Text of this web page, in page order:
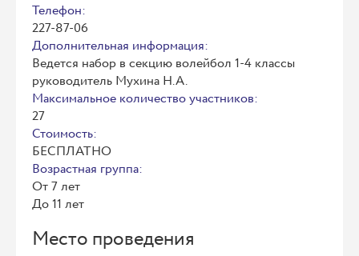
Телефон:
227-87-06
Дополнительная информация:
Ведется набор в секцию волейбол 1-4 классы
руководитель Мухина Н.А.
Максимальное количество участников:
27
Стоимость:
БЕСПЛАТНО
Возрастная группа:
От 7 лет
До 11 лет
Место проведения